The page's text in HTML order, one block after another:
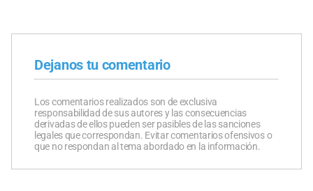
Dejanos tu comentario
Los comentarios realizados son de exclusiva
responsabilidad de sus autores y las consecuencias
derivadas de ellos pueden ser pasibles de las sanciones
legales que correspondan. Evitar comentarios ofensivos o
que no respondan al tema abordado en la información.